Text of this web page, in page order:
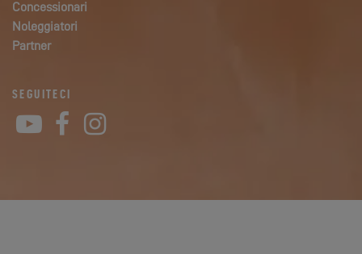
Concessionari
Noleggiatori
Partner
SEGUITECI
YouTube
Facebook
Instagram